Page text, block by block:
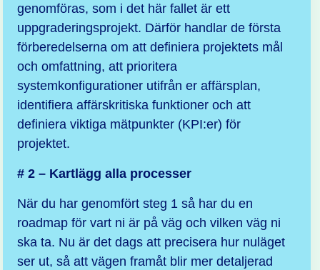
genomföras, som i det här fallet är ett
uppgraderingsprojekt. Därför handlar de första
förberedelserna om att definiera projektets mål
och omfattning, att prioritera
systemkonfigurationer utifrån er affärsplan,
identifiera affärskritiska funktioner och att
definiera viktiga mätpunkter (KPI:er) för
projektet.
# 2 – Kartlägg alla processer
När du har genomfört steg 1 så har du en
roadmap för vart ni är på väg och vilken väg ni
ska ta. Nu är det dags att precisera hur nuläget
ser ut, så att vägen framåt blir mer detaljerad